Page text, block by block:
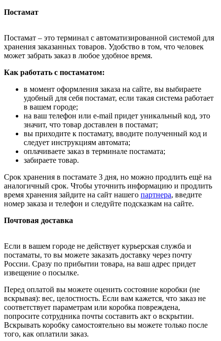
Постамат
Постамат – это терминал с автоматизированной системой для
хранения заказанных товаров. Удобство в том, что человек
может забрать заказ в любое удобное время.
Как работать с постаматом:
в момент оформления заказа на сайте, вы выбираете
удобный для себя постамат, если такая система работает
в вашем городе;
на ваш телефон или e-mail придет уникальный код, это
значит, что товар доставлен в постамат;
вы приходите к постамату, вводите полученный код и
следует инструкциям автомата;
оплачиваете заказ в терминале постамата;
забираете товар.
Срок хранения в постамате 3 дня, но можно продлить ещё на
аналогичный срок. Чтобы уточнить информацию и продлить
время хранения зайдите на сайт нашего партнера, введите
номер заказа и телефон и следуйте подсказкам на сайте.
Почтовая доставка
Если в вашем городе не действует курьерская служба и
постаматы, то вы можете заказать доставку через почту
России. Сразу по прибытии товара, на ваш адрес придет
извещение о посылке.
Перед оплатой вы можете оценить состояние коробки (не
вскрывая): вес, целостность. Если вам кажется, что заказ не
соответствует параметрам или коробка повреждена,
попросите сотрудника почты составить акт о вскрытии.
Вскрывать коробку самостоятельно вы можете только после
того, как оплатили заказ.